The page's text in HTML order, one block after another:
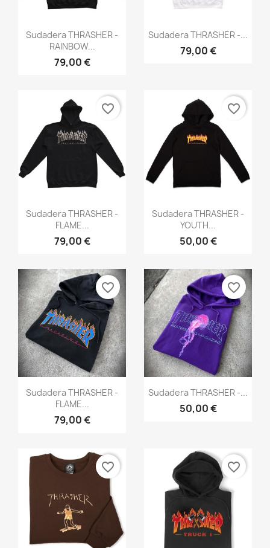
Vista rápida
Sudadera THRASHER -
RAINBOW...
79,00 €
Vista rápida
Sudadera THRASHER -...
79,00 €
Vista rápida
Sudadera THRASHER -
FLAME...
79,00 €
favorite_border
Vista rápida
Sudadera THRASHER -
YOUTH...
50,00 €
favorite_border
Vista rápida
Sudadera THRASHER -
FLAME...
79,00 €
favorite_border
Vista rápida
Sudadera THRASHER -...
50,00 €
favorite_border
favorite_border favorite_border
Cancelar Crear lista de deseos